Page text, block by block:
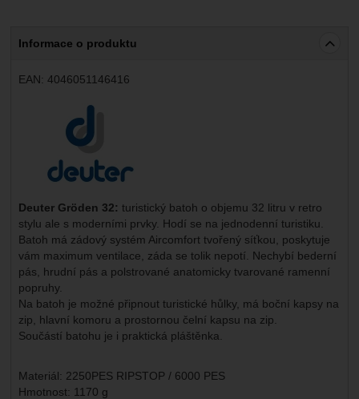
Informace o produktu
EAN: 4046051146416
Deuter Gröden 32: turistický batoh o objemu 32 litru v retro
stylu ale s moderními prvky. Hodí se na jednodenní turistiku.
Batoh má zádový systém Aircomfort tvořený síťkou, poskytuje
vám maximum ventilace, záda se tolik nepotí. Nechybí bederní
pás, hrudní pás a polstrované anatomicky tvarované ramenní
popruhy.
Na batoh je možné připnout turistické hůlky, má boční kapsy na
zip, hlavní komoru a prostornou čelní kapsu na zip.
Součástí batohu je i praktická pláštěnka.
Materiál: 2250PES RIPSTOP / 6000 PES
Hmotnost: 1170 g